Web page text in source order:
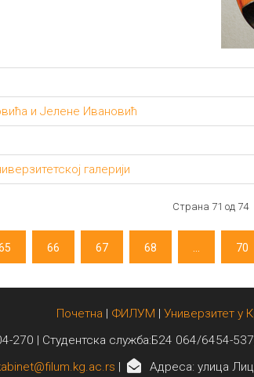
и Јелене Ивановић
галерији
Страна 71 од 74
66 67 68 70
Почетна | ФИЛУМ | Универзитет у
270 | Студентска служба:Б24 064/6454-
| Адреса: улица